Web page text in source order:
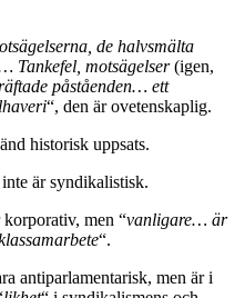
de halvsmälta
Tankefel, motsägelser(igen,
påståenden… ett
“, den är ovetenskaplig.
historisk uppsats.
är syndikalistisk.
men “vanligare… är
“.
antiparlamentarisk, men är i